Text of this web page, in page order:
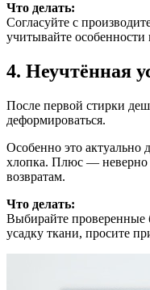
Что делать:
Согласуйте с
учитывайте особенности
4. Неучтённая
После первой стирки
деформироваться.
Особенно это актуально
хлопка. Плюс — неверно
возвратам.
Что делать:
Выбирайте проверенные
усадку ткани, просите